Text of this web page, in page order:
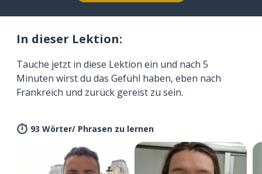
In dieser Lektion:
Tauche jetzt in diese Lektion ein und nach 5
Minuten wirst du das Gefühl haben, eben nach
Frankreich und zurück gereist zu sein.
93 Wörter/ Phrasen zu lernen